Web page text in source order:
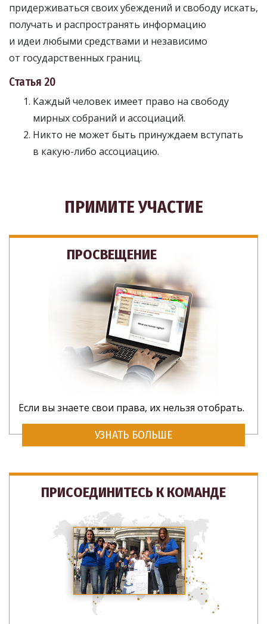
придерживаться своих убеждений и свободу искать,
получать и распространять информацию
и идеи любыми средствами и независимо
от государственных границ.
Статья 20
Каждый человек имеет право на свободу
мирных собраний и ассоциаций.
Никто не может быть принуждаем вступать
в какую-либо ассоциацию.
ПРИМИТЕ УЧАСТИЕ
ПРОСВЕЩЕНИЕ
Если вы знаете свои права, их нельзя отобрать.
УЗНАТЬ БОЛЬШЕ
ПРИСОЕДИНИТЕСЬ К КОМАНДЕ